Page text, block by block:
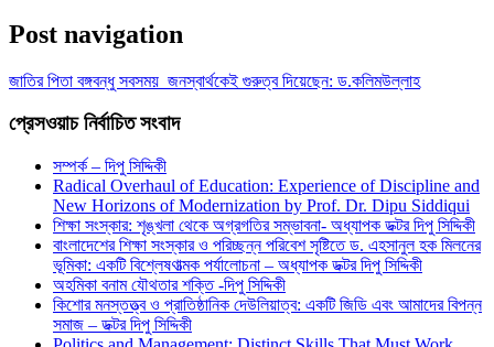
Post navigation
জাতির পিতা বঙ্গবন্ধু সবসময় জনস্বার্থকেই গুরুত্ব দিয়েছেন: ড.কলিমউল্লাহ
প্রেসওয়াচ নির্বাচিত সংবাদ
সম্পর্ক – দিপু সিদ্দিকী
Radical Overhaul of Education: Experience of Discipline and
New Horizons of Modernization by Prof. Dr. Dipu Siddiqui
শিক্ষা সংস্কার: শৃঙ্খলা থেকে অগ্রগতির সম্ভাবনা- অধ্যাপক ডক্টর দিপু সিদ্দিকী
বাংলাদেশের শিক্ষা সংস্কার ও পরিচ্ছন্ন পরিবেশ সৃষ্টিতে ড. এহসানুল হক মিলনের
ভূমিকা: একটি বিশ্লেষণাত্মক পর্যালোচনা – অধ্যাপক ডক্টর দিপু সিদ্দিকী
অহমিকা বনাম যৌথতার শক্তি -দিপু সিদ্দিকী
কিশোর মনস্তত্ত্ব ও প্রাতিষ্ঠানিক দেউলিয়াত্ব: একটি জিডি এবং আমাদের বিপন্ন
সমাজ – ডক্টর দিপু সিদ্দিকী